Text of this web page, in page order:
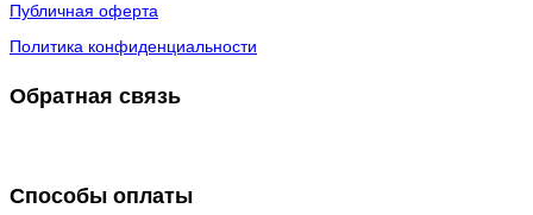
Публичная оферта
Политика конфиденциальности
Обратная связь
Способы оплаты